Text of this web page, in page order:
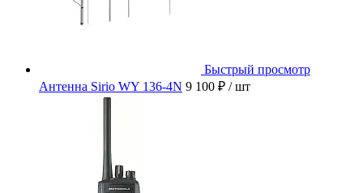
Быстрый просмотр
Антенна Sirio WY 136-4N 9 100 ₽ / шт